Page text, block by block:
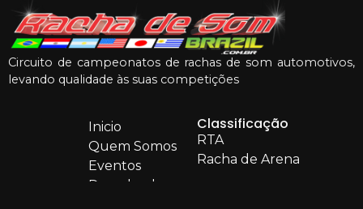
Circuito de campeonatos de rachas de som automotivos,
levando qualidade às suas competições
Inicio
Quem Somos
Eventos
Downloads
Classificação
RTA
Racha de Arena